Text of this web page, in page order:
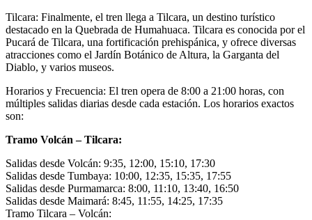
Tilcara: Finalmente, el tren llega a Tilcara, un destino turístico
destacado en la Quebrada de Humahuaca. Tilcara es conocida por el
Pucará de Tilcara, una fortificación prehispánica, y ofrece diversas
atracciones como el Jardín Botánico de Altura, la Garganta del
Diablo, y varios museos.
Horarios y Frecuencia: El tren opera de 8:00 a 21:00 horas, con
múltiples salidas diarias desde cada estación. Los horarios exactos
son:
Tramo Volcán – Tilcara:
Salidas desde Volcán: 9:35, 12:00, 15:10, 17:30
Salidas desde Tumbaya: 10:00, 12:35, 15:35, 17:55
Salidas desde Purmamarca: 8:00, 11:10, 13:40, 16:50
Salidas desde Maimará: 8:45, 11:55, 14:25, 17:35
Tramo Tilcara – Volcán: